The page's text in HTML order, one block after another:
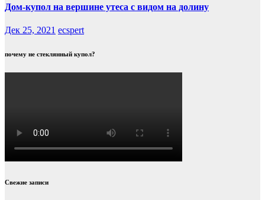
Дом-купол на вершине утеса с видом на долину
Дек 25, 2021 ecspert
почему не стеклянный купол?
Свежие записи